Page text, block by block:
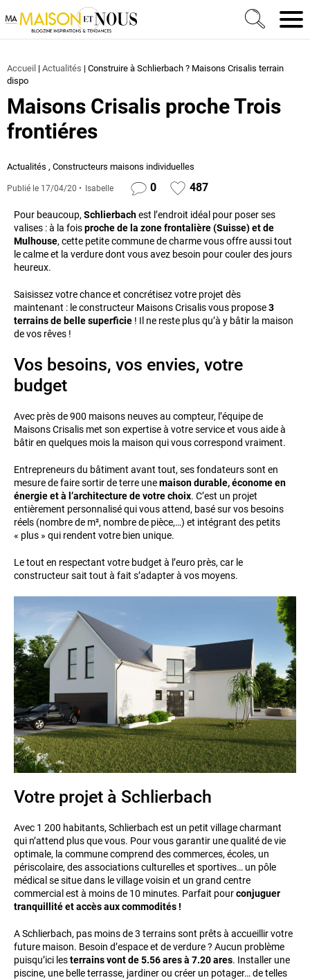
Ma Maison et Nous Construction, rénovation &
Accueil | Actualités | Construire à Schlierbach ? Maisons Crisalis terrain
dispo
Maisons Crisalis proche Trois
frontiéres
Actualités , Constructeurs maisons individuelles
Publié le 17/04/20 Isabelle 0 487
Pour beaucoup, Schlierbachest l’endroit idéal pour poser ses
valises : à la foisproche de la zone frontalière (Suisse) et de
Mulhouse, cette petite commune de charme vous offre aussi tout
le calme et la verdure dont vous avez besoin pour couler des jours
heureux.
Saisissez votre chance et concrétisez votre projet dès
maintenant : le constructeur Maisons Crisalis vous propose3
terrains de belle superficie ! Il ne reste plus qu’à y bâtir la maison
de vos rêves !
Vos besoins, vos envies, votre
budget
Avec près de 900 maisons neuves au compteur, l’équipe de
Maisons Crisalis met son expertise à votre service et vous aide à
bâtir en quelques mois la maison qui vous correspond vraiment.
Entrepreneurs du bâtiment avant tout, ses fondateurs sont en
mesure de faire sortir de terre unemaison durable, économe en
énergie et à l’architecture de votre choix. C’est un projet
entièrement personnalisé qui vous attend, basé sur vos besoins
réels (nombre de m², nombre de pièce,…) et intégrant des petits
« plus » qui rendent votre bien unique.
Le tout en respectant votre budget à l’euro près, car le
constructeur sait tout à fait s’adapter à vos moyens.
Votre projet à Schlierbach
Avec 1 200 habitants, Schlierbach est un petit village charmant
qui n’attend plus que vous. Pour vous garantir une qualité de vie
optimale, la commune comprend des commerces, écoles, un
périscolaire, des associations culturelles et sportives… un pôle
médical se situe dans le village voisin et un grand centre
commercial est à moins de 10 minutes. Parfait pourconjuguer
tranquillité et accès aux commodités !
A Schlierbach, pas moins de 3 terrains sont prêts à accueillir votre
future maison. Besoin d’espace et de verdure ? Aucun problème
puisqu’ici lesterrains vont de 5.56 ares à 7.20 ares. Installer une
piscine, une belle terrasse, jardiner ou créer un potager… de telles